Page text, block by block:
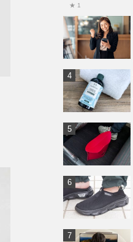
★ 1